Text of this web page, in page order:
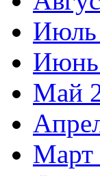
Июль
Июнь
Май
Март